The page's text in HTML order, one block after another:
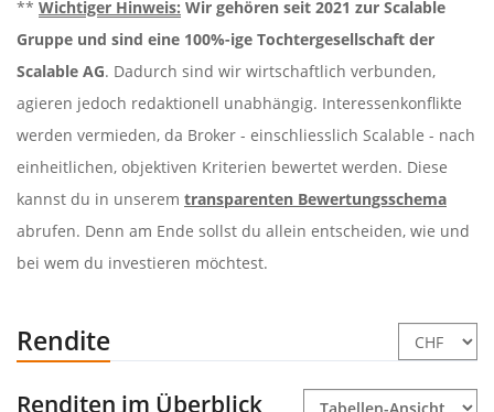
** Wichtiger Hinweis: Wir gehören seit 2021 zur Scalable
Gruppe und sind eine 100%-ige Tochtergesellschaft der
Scalable AG. Dadurch sind wir wirtschaftlich verbunden,
agieren jedoch redaktionell unabhängig. Interessenkonflikte
werden vermieden, da Broker - einschliesslich Scalable - nach
einheitlichen, objektiven Kriterien bewertet werden. Diese
kannst du in unserem transparenten Bewertungsschema
abrufen. Denn am Ende sollst du allein entscheiden, wie und
bei wem du investieren möchtest.
Rendite
Renditen im Überblick